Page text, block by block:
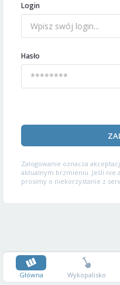
Login
Hasło
Zalogowanie oznacza
aktualnym brzmieniu. Jeśli nie
prosimy o niekorzystanie z
Główna Wykopalisko